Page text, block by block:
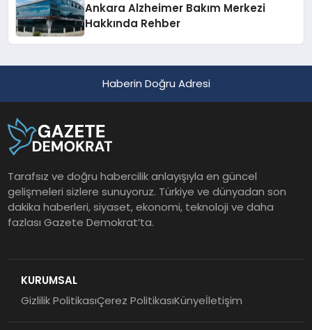
Ankara Alzheimer Bakım Merkezi
Hakkında Rehber
Haberin Doğru Adresi
Tarafsız ve doğru habercilik anlayışıyla en güncel
gelişmeleri sizlere sunuyoruz. Türkiye ve dünyadan son
dakika haberleri, siyaset, ekonomi, teknoloji ve daha
fazlası Gazete Demokrat’ta.
KURUMSAL
Gizlilik PolitikasıÇerez PolitikasıKünyeİletişim